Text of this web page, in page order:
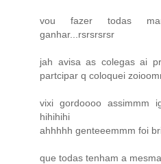
vou fazer todas
ganhar...rsrsrsrsr
jah avisa as colegas ai
partcipar q coloquei
vixi gordoooo assimmm
hihihihi
ahhhhh genteeemmm foi
que todas tenham a mesma